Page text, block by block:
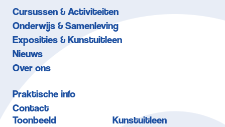
Cursussen & Activiteiten
Onderwijs & Samenleving
Exposities & Kunstuitleen
Nieuws
Over ons
Praktische info
Contact
Toonbeeld
Kunstuitleen